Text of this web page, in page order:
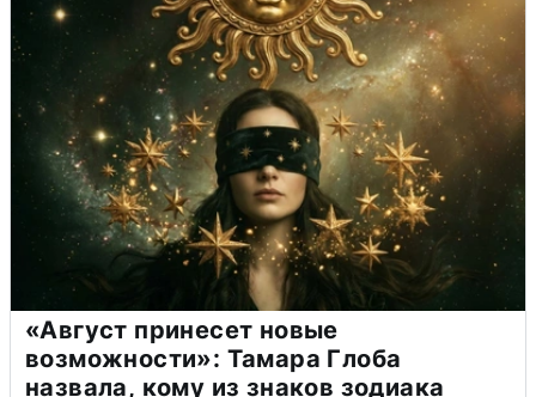
«Август принесет новые
возможности»: Тамара Глоба
назвала, кому из знаков зодиака